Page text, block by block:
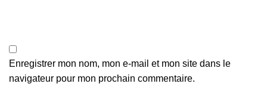
Enregistrer mon nom, mon e-mail et mon site dans le
navigateur pour mon prochain commentaire.